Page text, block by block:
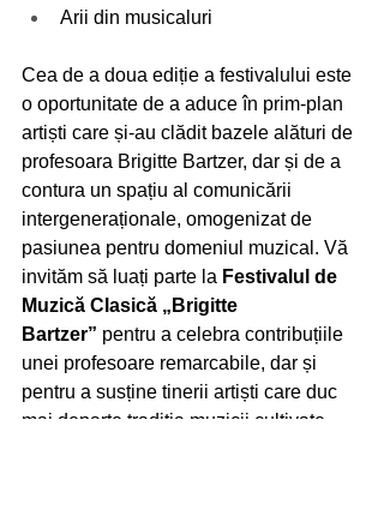
Arii din musicaluri
Cea de a doua ediție a festivalului este
o oportunitate de a aduce în prim-plan
artiști care și-au clădit bazele alături de
profesoara Brigitte Bartzer, dar și de a
contura un spațiu al comunicării
intergeneraționale, omogenizat de
pasiunea pentru domeniul muzical. Vă
invităm să luați parte la Festivalul de
Muzică Clasică „Brigitte
Bartzer” pentru a celebra contribuțiile
unei profesoare remarcabile, dar și
pentru a susține tinerii artiști care duc
mai departe tradiția muzicii cultivate.